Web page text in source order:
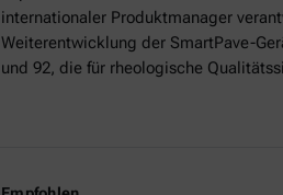
internationaler Produktmanager
Weiterentwicklung der SmartPave-
und 92, die für rheologische